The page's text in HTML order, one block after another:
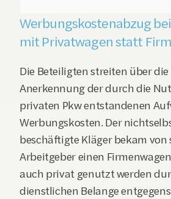
Werbungskostenabzug
mit Privatwagen statt
Die Beteiligten streiten über
Anerkennung der durch die
privaten Pkw entstandenen
Werbungskosten. Der
beschäftigte Kläger bekam von
Arbeitgeber einen
auch privat genutzt werden
dienstlichen Belange